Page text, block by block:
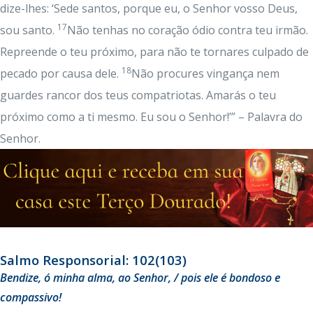
dize-lhes: ‘Sede santos, porque eu, o Senhor vosso Deus,
sou santo. 17Não tenhas no coração ódio contra teu irmão.
Repreende o teu próximo, para não te tornares culpado de
pecado por causa dele. 18Não procures vingança nem
guardes rancor dos teus compatriotas. Amarás o teu
próximo como a ti mesmo. Eu sou o Senhor!’” – Palavra do
Senhor.
Salmo Responsorial: 102(103)
Bendize, ó minha alma, ao Senhor, / pois ele é bondoso e
compassivo!